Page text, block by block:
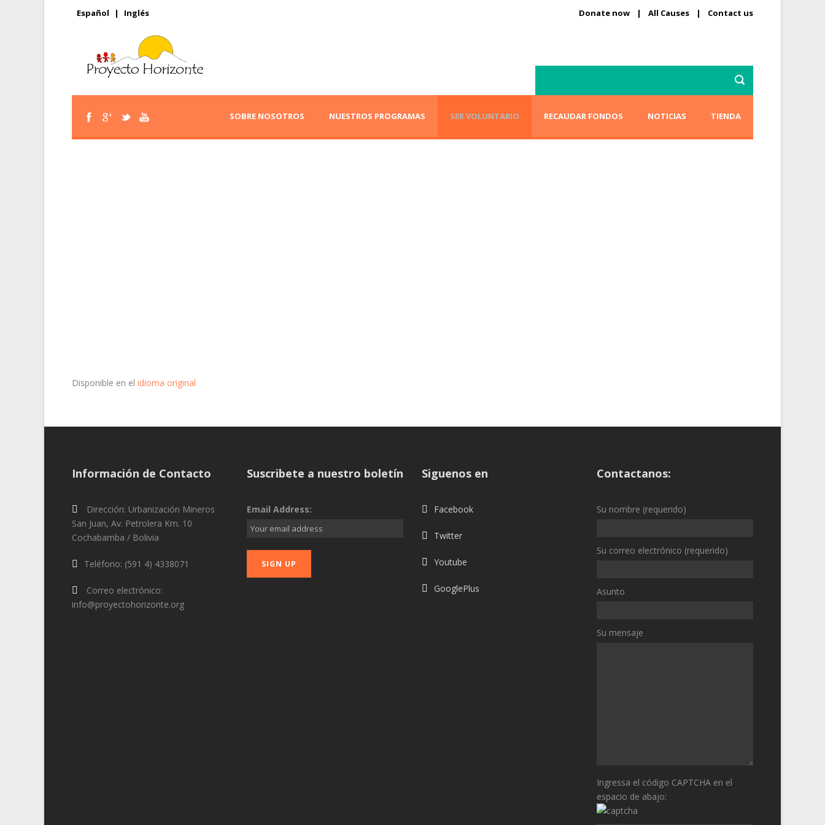
Español | Inglés Donate now | All Causes | Contact us
SOBRE NOSOTROS NUESTROS PROGRAMAS SER VOLUNTARIO RECAUDAR FONDOS NOTICIAS TIENDA
Disponible en el idioma original
Información de Contacto
Dirección: Urbanización Mineros
San Juan, Av. Petrolera Km. 10
Cochabamba / Bolivia
Teléfono: (591 4) 4338071
Correo electrónico:
info@proyectohorizonte.org
Suscribete a nuestro boletín
Email Address:
Siguenos en
Facebook
Twitter
Youtube
GooglePlus
Contactanos:
Su nombre (requerido)
Su correo electrónico (requerido)
Asunto
Su mensaje
Ingressa el código CAPTCHA en el
espacio de abajo: